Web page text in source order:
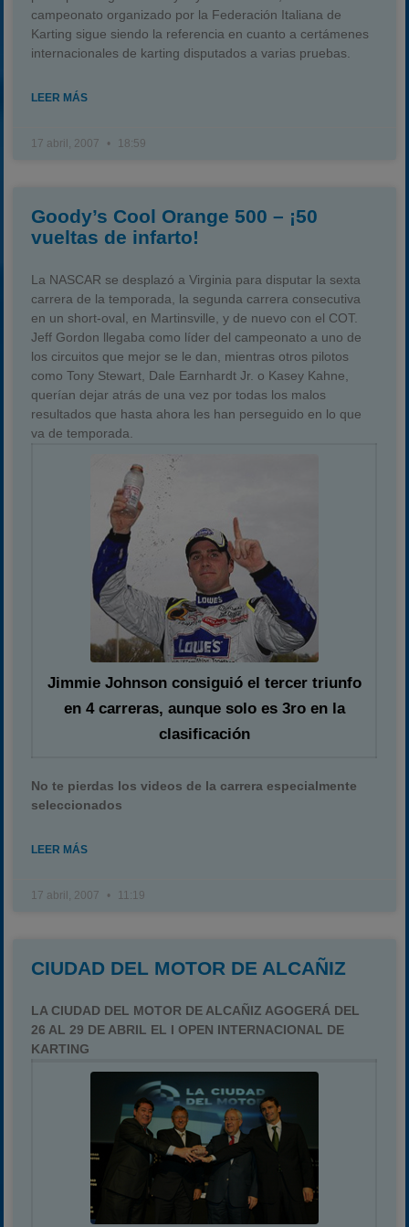
campeonato organizado por la Federación Italiana de
Karting sigue siendo la referencia en cuanto a certámenes
internacionales de karting disputados a varias pruebas.
LEER MÁS
17 abril, 2007 18:59
Goody’s Cool Orange 500 – ¡50
vueltas de infarto!
La NASCAR se desplazó a Virginia para disputar la sexta
carrera de la temporada, la segunda carrera consecutiva
en un short-oval, en Martinsville, y de nuevo con el COT.
Jeff Gordon llegaba como líder del campeonato a uno de
los circuitos que mejor se le dan, mientras otros pilotos
como Tony Stewart, Dale Earnhardt Jr. o Kasey Kahne,
querían dejar atrás de una vez por todas los malos
resultados que hasta ahora les han perseguido en lo que
va de temporada.
Jimmie Johnson consiguió el tercer triunfo
en 4 carreras, aunque solo es 3ro en la
clasificación
No te pierdas los videos de la carrera especialmente
seleccionados
LEER MÁS
17 abril, 2007 11:19
CIUDAD DEL MOTOR DE ALCAÑIZ
LA CIUDAD DEL MOTOR DE ALCAÑIZ AGOGERÁ DEL
26 AL 29 DE ABRIL EL I OPEN INTERNACIONAL DE
KARTING